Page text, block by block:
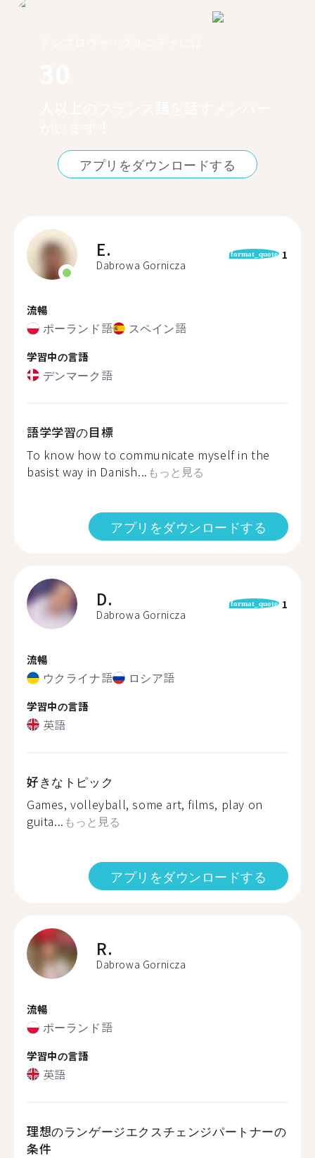
アプリをダウンロードする
E.
Dabrowa Gornicza
format_quote 1
流暢
ポーランド語 スペイン語
学習中の言語
デンマーク語
語学学習の目標
To know how to communicate myself in the
basist way in Danish... もっと見る
アプリをダウンロードする
D.
Dabrowa Gornicza
format_quote 1
流暢
ウクライナ語 ロシア語
学習中の言語
英語
好きなトピック
Games, volleyball, some art, films, play on
guita... もっと見る
アプリをダウンロードする
R.
Dabrowa Gornicza
流暢
ポーランド語
学習中の言語
英語
理想のランゲージエクスチェンジパートナーの
条件